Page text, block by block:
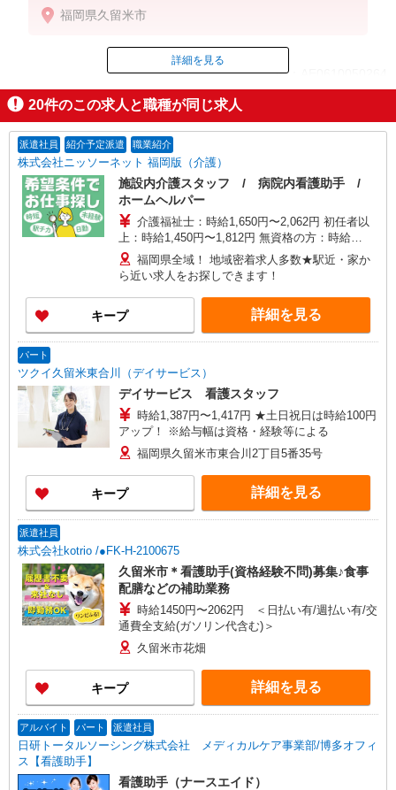
全支給(ガソリン代含む)＞
福岡県久留米市
ID：AE0610050264
掲載期間終了
詳細を見る
20件のこの求人と職種が同じ求人
派遣社員 紹介予定派遣 職業紹介
株式会社ニッソーネット 福岡版（介護）
施設内介護スタッフ / 病院内看護助手 /
ホームヘルパー
介護福祉士：時給1,650円〜2,062円 初任者以
上：時給1,450円〜1,812円 無資格の方：時給
1,350円〜1,687円 ※給与幅は勤務先による +交通
費、諸手当（勤務先による） +0円で介護資格が取
れる （別途規定） ★給与日払い制度あり！
福岡県全域！ 地域密着求人多数★駅近・家か
ら近い求人をお探しできます！
キープ 詳細を見る
パート
ツクイ久留米東合川（デイサービス）
デイサービス 看護スタッフ
時給1,387円〜1,417円 ★土日祝日は時給100円
アップ！ ※給与幅は資格・経験等による
福岡県久留米市東合川2丁目5番35号
キープ 詳細を見る
派遣社員
株式会社kotrio /●FK-H-2100675
久留米市＊看護助手(資格経験不問)募集♪食事
配膳などの補助業務
時給1450円〜2062円 ＜日払い有/週払い有/交
通費全支給(ガソリン代含む)＞
久留米市花畑
キープ 詳細を見る
アルバイト パート 派遣社員
日研トータルソーシング株式会社 メディカルケア事業部/博多オフィ
ス【看護助手】
看護助手（ナースエイド）